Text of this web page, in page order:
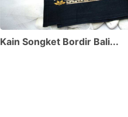
Kain Songket Bordir Bali...